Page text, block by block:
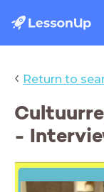
‹ Return to
-